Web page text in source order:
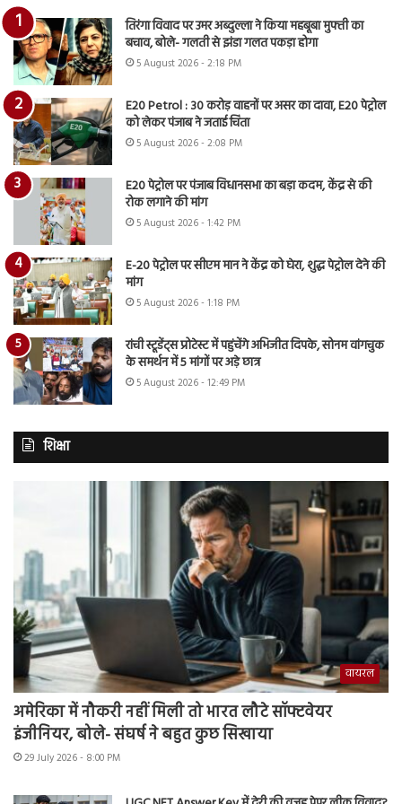
तिरंगा विवाद पर उमर अब्दुल्ला ने किया महबूबा मुफ्ती का
बचाव, बोले- गलती से झंडा गलत पकड़ा होगा
5 August 2026 - 2:18 PM
E20 Petrol : 30 करोड़ वाहनों पर असर का दावा, E20 पेट्रोल
को लेकर पंजाब ने जताई चिंता
5 August 2026 - 2:08 PM
E20 पेट्रोल पर पंजाब विधानसभा का बड़ा कदम, केंद्र से की
रोक लगाने की मांग
5 August 2026 - 1:42 PM
E-20 पेट्रोल पर सीएम मान ने केंद्र को घेरा, शुद्ध पेट्रोल देने की
मांग
5 August 2026 - 1:18 PM
रांची स्टूडेंट्स प्रोटेस्ट में पहुंचेंगे अभिजीत दिपके, सोनम वांगचुक
के समर्थन में 5 मांगों पर अड़े छात्र
5 August 2026 - 12:49 PM
शिक्षा
वायरल
अमेरिका में नौकरी नहीं मिली तो भारत लौटे सॉफ्टवेयर
इंजीनियर, बोले- संघर्ष ने बहुत कुछ सिखाया
29 July 2026 - 8:00 PM